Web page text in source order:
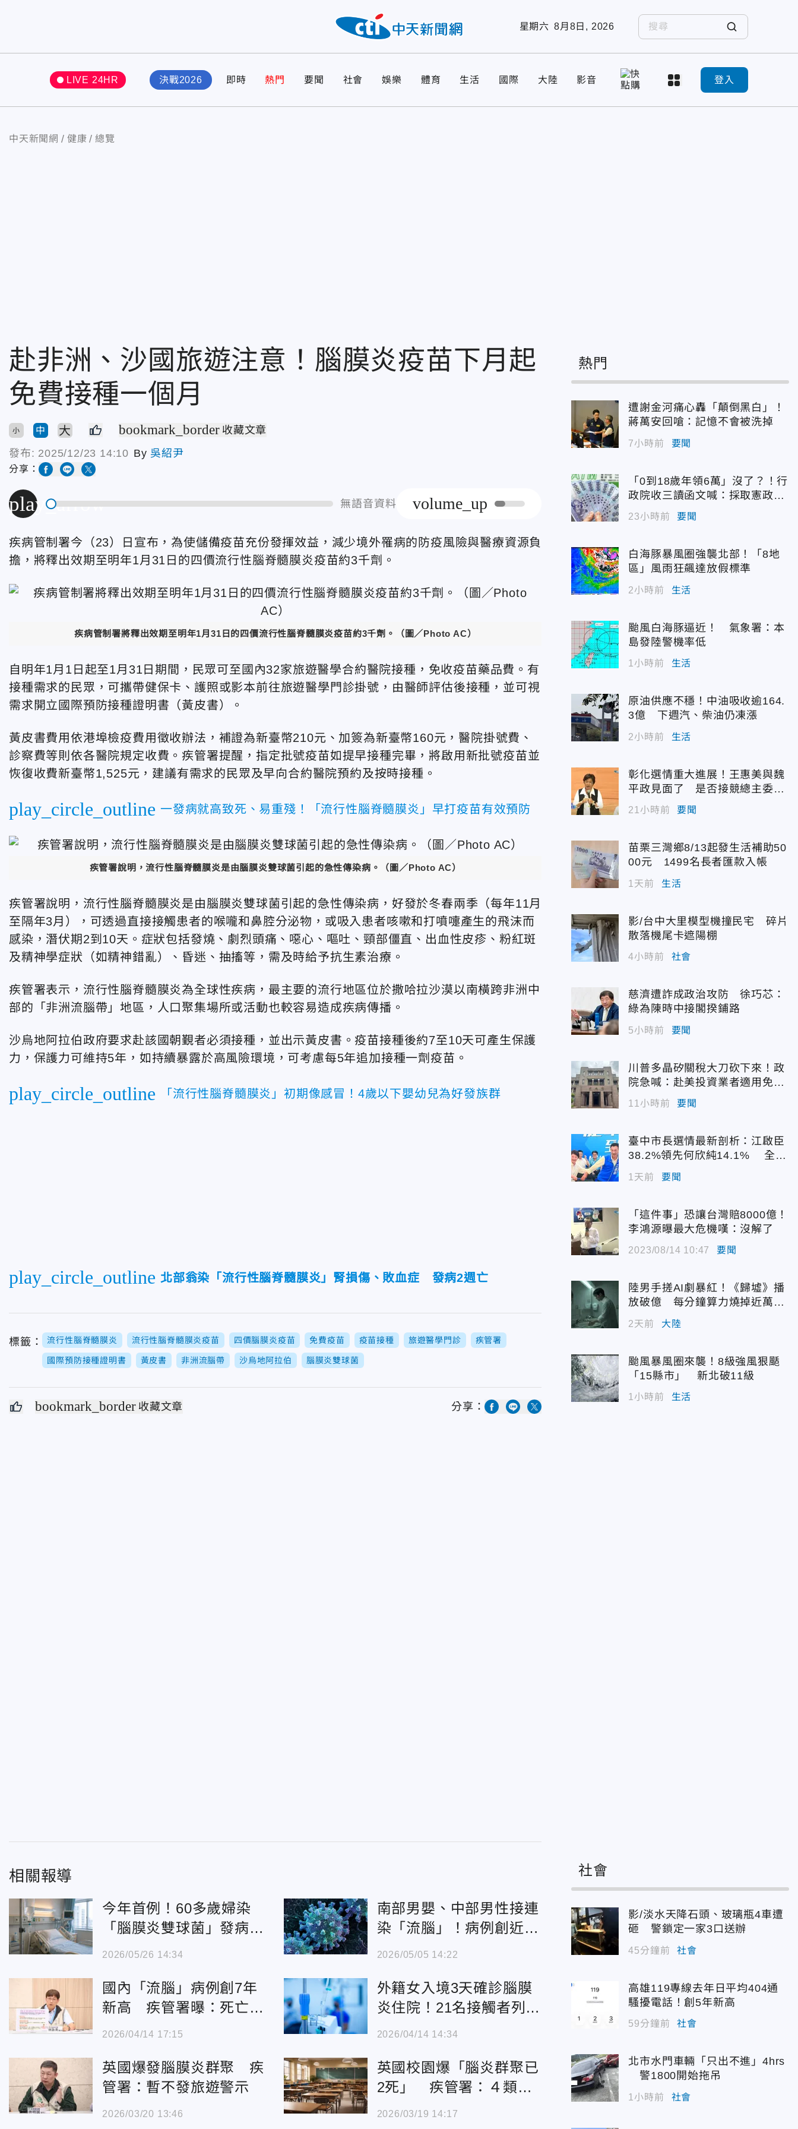
星期六 8月8日, 2026
LIVE 24HR 決戰2026 即時 熱門 要聞 社會 娛樂 體育 生活 國際 大陸 影音 登入
中天新聞網 健康 總覽
赴非洲、沙國旅遊注意！腦膜炎疫苗下月起
免費接種一個月
小 中 大 bookmark_border 收藏文章
發布: 2025/12/23 14:10 By 吳紹尹
分享：
play_arrow 無語音資料 volume_up
疾病管制署今（23）日宣布，為使儲備疫苗充份發揮效益，減少境外罹病的防疫風險與醫療資源負
擔，將釋出效期至明年1月31日的四價流行性腦脊髓膜炎疫苗約3千劑。
疾病管制署將釋出效期至明年1月31日的四價流行性腦脊髓膜炎疫苗約3千劑。 （圖／Photo AC）
自明年1月1日起至1月31日期間，民眾可至國內32家旅遊醫學合約醫院接種，免收疫苗藥品費。 有
接種需求的民眾，可攜帶健保卡、護照或影本前往旅遊醫學門診掛號，由醫師評估後接種，並可視
需求開立國際預防接種證明書（黃皮書）。
黃皮書費用依港埠檢疫費用徵收辦法，補證為新臺幣210元、加簽為新臺幣160元，醫院掛號費、
診察費等則依各醫院規定收費。疾管署提醒，指定批號疫苗如提早接種完畢，將啟用新批號疫苗並
恢復收費新臺幣1,525元，建議有需求的民眾及早向合約醫院預約及按時接種。
play_circle_outline 一發病就高致死、易重殘！「流行性腦脊髓膜炎」早打疫苗有效預防
疾管署說明，流行性腦脊髓膜炎是由腦膜炎雙球菌引起的急性傳染病。（圖／Photo AC）
疾管署說明，流行性腦脊髓膜炎是由腦膜炎雙球菌引起的急性傳染病，好發於冬春兩季（每年11月
至隔年3月），可透過直接接觸患者的喉嚨和鼻腔分泌物，或吸入患者咳嗽和打噴嚏產生的飛沫而
感染，潛伏期2到10天。症狀包括發燒、劇烈頭痛、噁心、嘔吐、頸部僵直、出血性皮疹、粉紅斑
及精神學症狀（如精神錯亂）、昏迷、抽搐等，需及時給予抗生素治療。
疾管署表示，流行性腦脊髓膜炎為全球性疾病，最主要的流行地區位於撒哈拉沙漠以南橫跨非洲中
部的「非洲流腦帶」地區，人口聚集場所或活動也較容易造成疾病傳播。
沙烏地阿拉伯政府要求赴該國朝覲者必須接種，並出示黃皮書。疫苗接種後約7至10天可產生保護
力，保護力可維持5年，如持續暴露於高風險環境，可考慮每5年追加接種一劑疫苗。
play_circle_outline 「流行性腦脊髓膜炎」初期像感冒！4歲以下嬰幼兒為好發族群
play_circle_outline 北部翁染「流行性腦脊髓膜炎」腎損傷、敗血症 發病2週亡
標籤： 流行性腦脊髓膜炎 流行性腦脊髓膜炎疫苗 四價腦膜炎疫苗 免費疫苗 疫苗接種 旅遊醫學門診 疾管署
國際預防接種證明書 黃皮書 非洲流腦帶 沙烏地阿拉伯 腦膜炎雙球菌
bookmark_border 收藏文章 分享：
相關報導
今年首例！60多歲婦染
「腦膜炎雙球菌」發病1
天死亡
2026/05/26 14:34
南部男嬰、中部男性接連
染「流腦」！病例創近年
同期新高
2026/05/05 14:22
國內「流腦」病例創7年
新高 疾管署曝：死亡率
可高達40％
2026/04/14 17:15
外籍女入境3天確診腦膜
炎住院！21名接觸者列管
追蹤
2026/04/14 14:34
英國爆發腦膜炎群聚 疾
管署：暫不發旅遊警示
2026/03/20 13:46
英國校園爆「腦炎群聚已
2死」 疾管署：４類人
是高風險族群
2026/03/19 14:17
熱門
遭謝金河痛心轟「顛倒黑白」！
蔣萬安回嗆：記憶不會被洗掉
7小時前 要聞
「0到18歲年領6萬」沒了？！行
政院收三讀函文喊：採取憲政作
23小時前 要聞
白海豚暴風圈強襲北部！「8地
區」風雨狂飆達放假標準
2小時前 生活
颱風白海豚逼近！ 氣象署：本
島發陸警機率低
1小時前 生活
原油供應不穩！中油吸收逾164.
3億 下週汽、柴油仍凍漲
2小時前 生活
彰化選情重大進展！王惠美與魏
平政見面了 是否接競總主委態
度曝光
21小時前 要聞
苗栗三灣鄉8/13起發生活補助50
00元 1499名長者匯款入帳
1天前 生活
影/台中大里模型機撞民宅 碎片
散落機尾卡遮陽棚
4小時前 社會
慈濟遭詐成政治攻防 徐巧芯：
綠為陳時中接閣揆鋪路
5小時前 要聞
川普多晶矽關稅大刀砍下來！政
院急喊：赴美投資業者適用免稅
配額
11小時前 要聞
臺中市長選情最新剖析：江啟臣
38.2%領先何欣純14.1% 全世
代支持度全面居首
1天前 要聞
「這件事」恐讓台灣賠8000億！
李鴻源曝最大危機嘆：沒解了
2023/08/14 10:47 要聞
陸男手搓AI劇暴紅！《歸墟》播
放破億 每分鐘算力燒掉近萬台
2天前 大陸
颱風暴風圈來襲！8級強風狠颳
「15縣市」 新北破11級
1小時前 生活
社會
影/淡水天降石頭、玻璃瓶4車遭
砸 警鎖定一家3口送辦
45分鐘前 社會
高雄119專線去年日平均404通
騷擾電話！創5年新高
59分鐘前 社會
北市水門車輛「只出不進」4hrs
警1800開始拖吊
1小時前 社會